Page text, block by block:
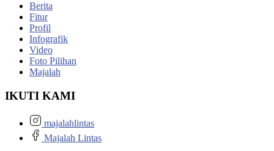
Berita
Fitur
Profil
Infografik
Video
Foto Pilihan
Majalah
IKUTI KAMI
majalahlintas
Majalah Lintas